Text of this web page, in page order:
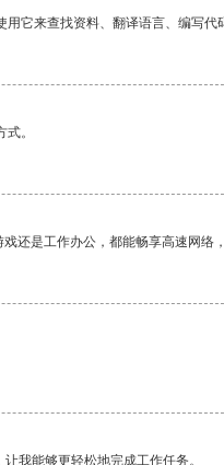
它来查找资料、翻译语言、编写代
。
还是工作办公，都能畅享高速网络
我能够更轻松地完成工作任务。